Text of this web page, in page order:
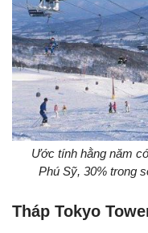
Ước tính hằng năm
Phú Sỹ, 30% trong
Tháp Tokyo